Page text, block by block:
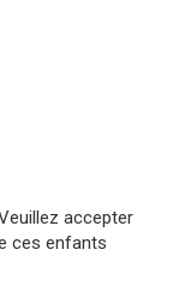
accepter
ces enfants